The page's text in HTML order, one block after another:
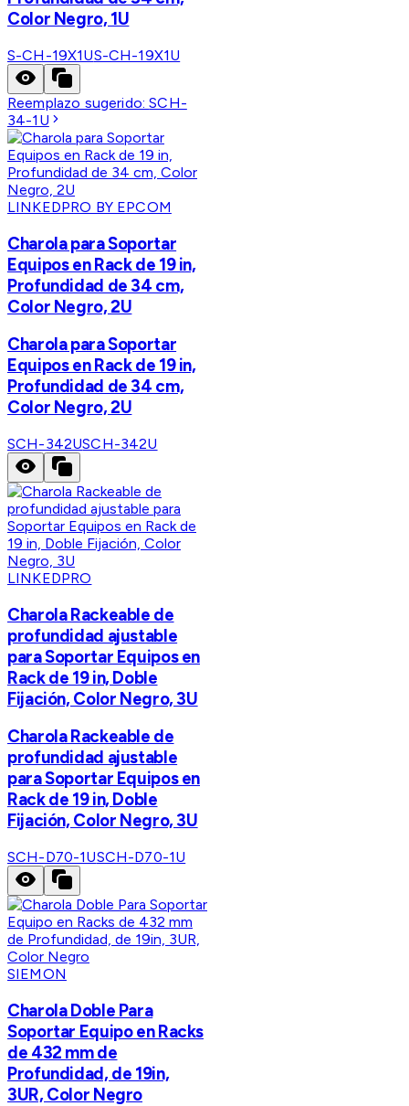
Color Negro, 1U
S-CH-19X1US-CH-19X1U
Reemplazo sugerido:SCH-
34-1U
LINKEDPRO BY EPCOM
Charola para Soportar
Equipos en Rack de 19 in,
Profundidad de 34 cm,
Color Negro, 2U
Charola para Soportar
Equipos en Rack de 19 in,
Profundidad de 34 cm,
Color Negro, 2U
SCH-342USCH-342U
LINKEDPRO
Charola Rackeable de
profundidad ajustable
para Soportar Equipos en
Rack de 19 in, Doble
Fijación, Color Negro, 3U
Charola Rackeable de
profundidad ajustable
para Soportar Equipos en
Rack de 19 in, Doble
Fijación, Color Negro, 3U
SCH-D70-1USCH-D70-1U
SIEMON
Charola Doble Para
Soportar Equipo en Racks
de 432 mm de
Profundidad, de 19in,
3UR, Color Negro